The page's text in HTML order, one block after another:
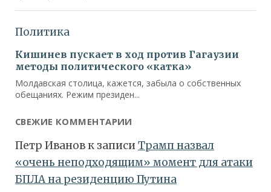
СВЕЖИЕ КОММЕНТАРИИ
Петр Ивановк записиТрамп назвал
«очень неподходящим» момент для атаки
БПЛА на резиденцию Путина